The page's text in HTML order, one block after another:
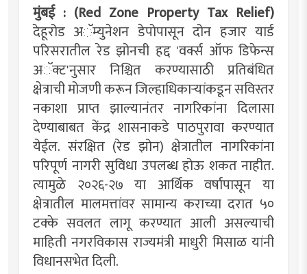
मुंबई : (Red Zone Property Tax Relief)
देहूरोड अॅम्युनेशन डेपोपासून दोन हजार यार्ड
परिसरातील रेड झोनची हद्द 'वर्क्स ऑफ डिफेन्स
अॅक्ट'नुसार निश्चित करण्यासाठी प्रतिबंधित
क्षेत्राची मोजणी करून जिल्हाधिकाऱ्यांकडून सविस्तर
नकाशा प्राप्त झाल्यानंतर नागरिकांना दिलासा
देण्याबाबत केंद्र शासनाकडे पाठपुरावा करण्यात
येईल. संरक्षित (रेड झोन) क्षेत्रातील नागरिकांना
परिपूर्ण नागरी सुविधा उपलब्ध होऊ शकत नाहीत.
त्यामुळे २०२६-२७ या आर्थिक वर्षापासून या
क्षेत्रातील मालमत्तांवर सामान्य कराच्या दरात ५०
टक्के सवलत लागू करण्यात आली असल्याची
माहिती नगरविकास राज्यमंत्री माधुरी मिसाळ यांनी
विधानसभेत दिली.